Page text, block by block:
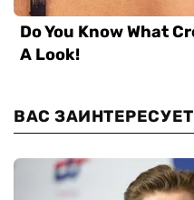
ВАС ЗАИНТЕРЕСУЕТ